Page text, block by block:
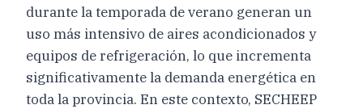
durante la temporada de verano generan un
uso más intensivo de aires acondicionados y
equipos de refrigeración, lo que incrementa
significativamente la demanda energética en
toda la provincia. En este contexto, SECHEEP